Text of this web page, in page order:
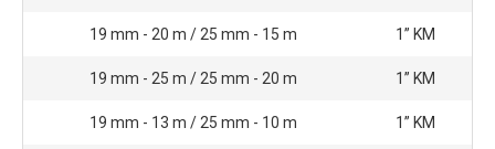
19 mm - 20 m / 25 mm - 15 m 1” KM
19 mm - 25 m / 25 mm - 20 m 1” KM
19 mm - 13 m / 25 mm - 10 m 1” KM